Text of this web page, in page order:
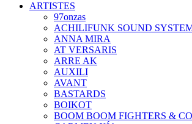
ARTISTES
97onzas
ACHILIFUNK SOUND
ANNA MIRA
AT VERSARIS
ARRE AK
AUXILI
AVANT
BASTARDS
BOIKOT
BOOM BOOM FIGHTERS &